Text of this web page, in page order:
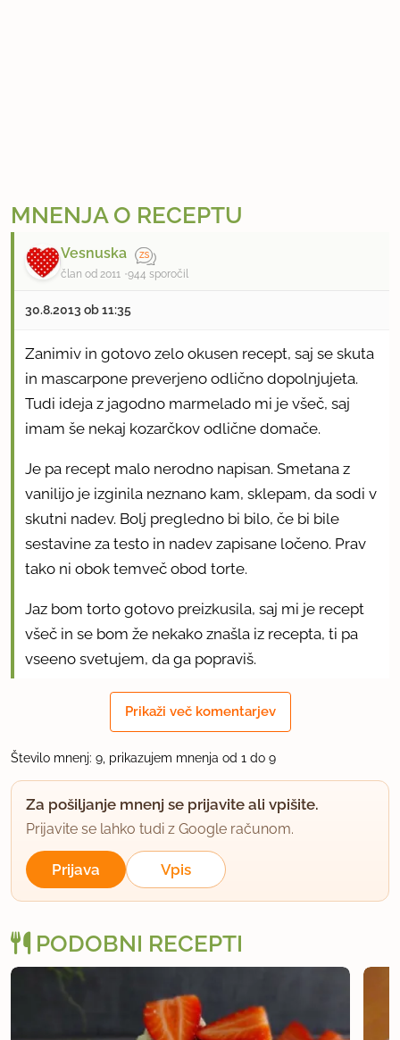
MNENJA O RECEPTU
Vesnuska
član od 2011 944 sporočil
30.8.2013 ob 11:35
Zanimiv in gotovo zelo okusen recept, saj se skuta
in mascarpone preverjeno odlično dopolnjujeta.
Tudi ideja z jagodno marmelado mi je všeč, saj
imam še nekaj kozarčkov odlične domače.
Je pa recept malo nerodno napisan. Smetana z
vanilijo je izginila neznano kam, sklepam, da sodi v
skutni nadev. Bolj pregledno bi bilo, če bi bile
sestavine za testo in nadev zapisane ločeno. Prav
tako ni obok temveč obod torte.
Jaz bom torto gotovo preizkusila, saj mi je recept
všeč in se bom že nekako znašla iz recepta, ti pa
vseeno svetujem, da ga popraviš.
Ne jemlji tega kot kritiko, je le dobronameren
Moj komentar se lahko tudi zbriše, da ti ne bo
uporabno
boonkoo
član od 2006 115 sporočil
30.8.2013 ob 13:09
Vesnuska,hvala za opozorilo, "obok" je bil tiskarski
Prikaži več komentarjev
Število mnenj: 9, prikazujem mnenja od 1 do 9
Za pošiljanje mnenj se prijavite ali vpišite.
Prijavite se lahko tudi z Google računom.
Prijava Vpis
PODOBNI RECEPTI